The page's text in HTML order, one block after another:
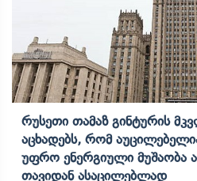
Რუსეთი Თამაზ Გინტურის
Აცხადებს, Რომ
Უფრო Ენერგიული Მუშაობა
Თავიდან Ასაცილებლად